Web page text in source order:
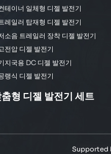
테이너 일체형 디젤 발전기
레일러 탑재형 디젤 발전기
소음 트레일러 장착 디젤 발전기
전압 디젤 발전기
지국용 DC 디젤 발전기
랭식 디젤 발전기
형 디젤 발전기 세트
Supported